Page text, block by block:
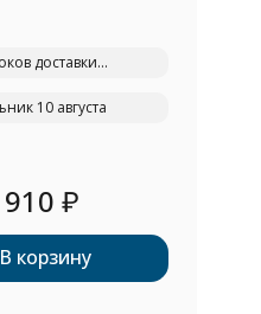
доставки...
10 августа
910₽
В корзину